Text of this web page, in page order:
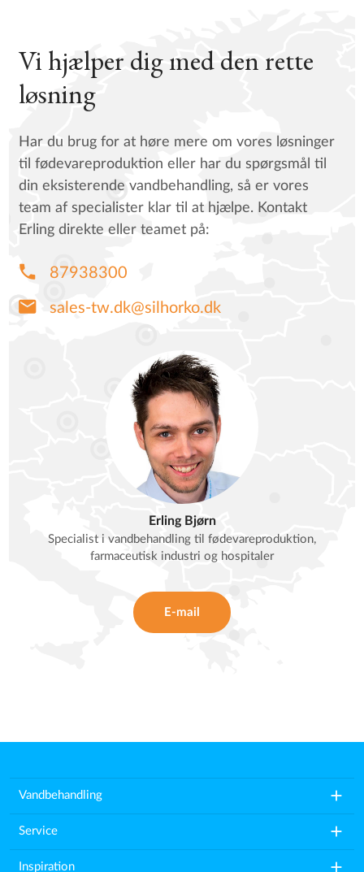
Vi hjælper dig med den rette
løsning
Har du brug for at høre mere om vores løsninger
til fødevareproduktion eller har du spørgsmål til
din eksisterende vandbehandling, så er vores
team af specialister klar til at hjælpe. Kontakt
Erling direkte eller teamet på:
phone 87938300
mail sales-tw.dk@silhorko.dk
Erling Bjørn
Specialist i vandbehandling til fødevareproduktion,
farmaceutisk industri og hospitaler
E-mail
Vandbehandling add
Service add
Inspiration add